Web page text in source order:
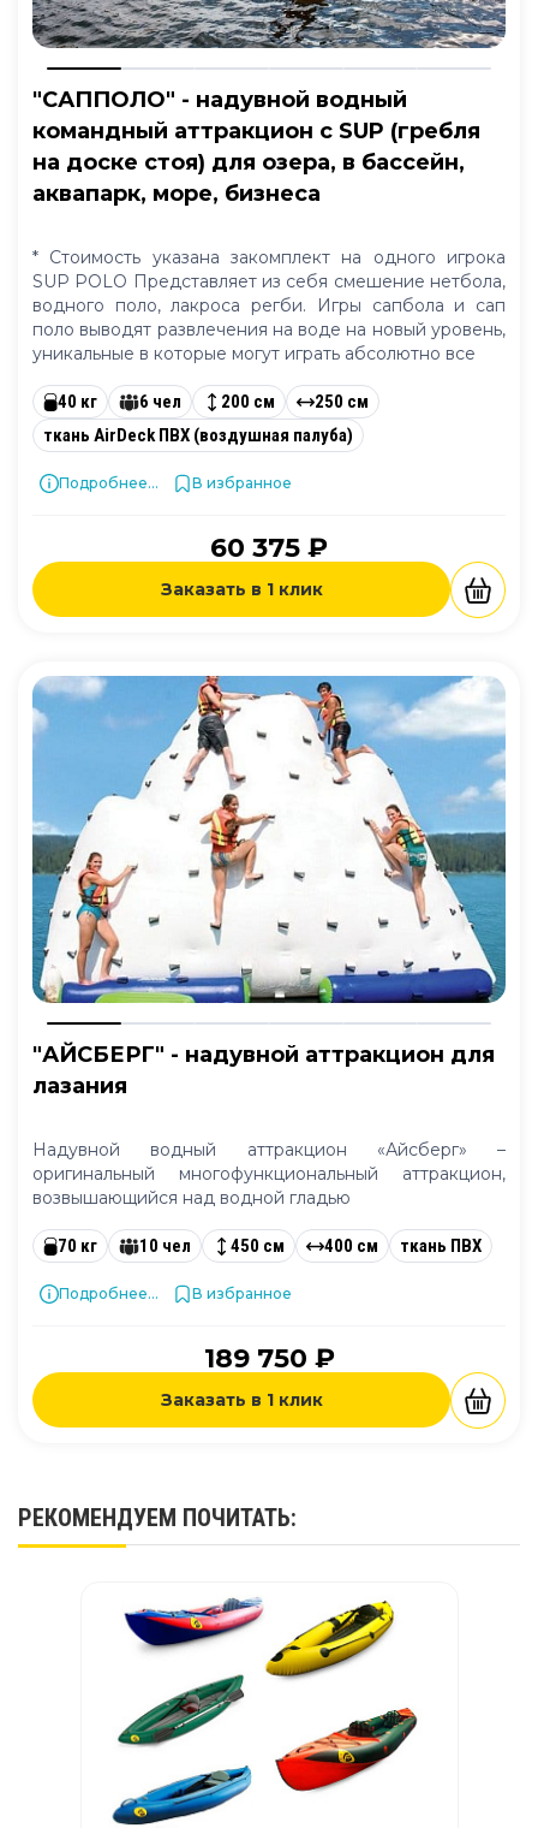
"САППОЛО" - надувной водный
командный аттракцион с SUP (гребля
на доске стоя) для озера, в бассейн,
аквапарк, море, бизнеса
* Стоимость указана закомплект на одного игрока
SUP POLO Представляет из себя смешение нетбола,
водного поло, лакроса регби. Игры сапбола и сап
поло выводят развлечения на воде на новый уровень,
уникальные в которые могут играть абсолютно все
40 кг 6 чел 200 см
250 см
ткань AirDeck ПВХ (воздушная палуба)
Подробнее... В избранное
60 375 ₽
Заказать в 1 клик
"АЙСБЕРГ" - надувной аттракцион для
лазания
Надувной водный аттракцион «Айсберг» –
оригинальный многофункциональный аттракцион,
возвышающийся над водной гладью
70 кг 10 чел 450 см 400 см ткань ПВХ
Подробнее... В избранное
189 750 ₽
Заказать в 1 клик
РЕКОМЕНДУЕМ ПОЧИТАТЬ: